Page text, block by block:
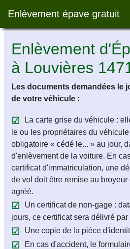
Enlèvement épave gratuit
Enlèvement
à Louvières
Les documents demandées le
de votre véhicule :
La carte grise du véhicule :
le ou les propriétaires du
obligatoire « cédé le... » au jour,
d'enlèvement de la voiture. En
certificat d'immatriculation, une
de vol doit être remise au
agréé.
Un certificat de non-gage :
jours, ce certificat sera délivré par
Une copie de la pièce
En cas d'accident, le